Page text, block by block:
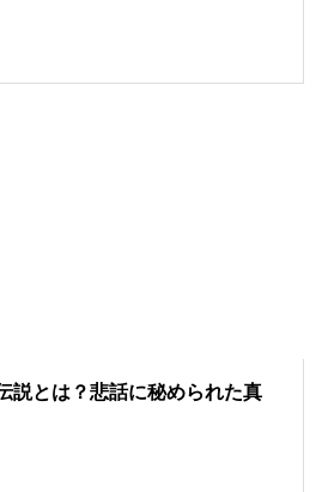
説とは？悲話に秘められた真